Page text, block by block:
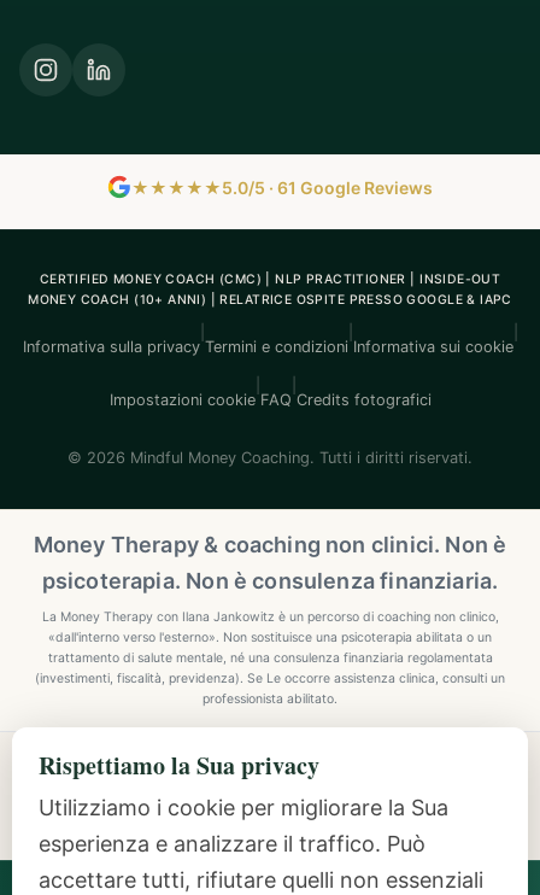
★★★★★5.0/5 · 61 Google Reviews
CERTIFIED MONEY COACH (CMC) | NLP PRACTITIONER | INSIDE-OUT
MONEY COACH (10+ ANNI) | RELATRICE OSPITE PRESSO GOOGLE & IAPC
Informativa sulla privacy Termini e condizioni Informativa sui cookie
Impostazioni cookie FAQ Credits fotografici
© 2026 Mindful Money Coaching. Tutti i diritti riservati.
Money Therapy & coaching non clinici. Non è
psicoterapia. Non è consulenza finanziaria.
La Money Therapy con Ilana Jankowitz è un percorso di coaching non clinico,
«dall'interno verso l'esterno». Non sostituisce una psicoterapia abilitata o un
trattamento di salute mentale, né una consulenza finanziaria regolamentata
(investimenti, fiscalità, previdenza). Se Le occorre assistenza clinica, consulti un
professionista abilitato.
Explore Mindful Money Coaching
Programmes, archetypes, the Inside-Out Method, and
resources.
Ilana Jankowitz· Certified Money Coach (CMC) · NLP
Rispettiamo la Sua privacy
Utilizziamo i cookie per migliorare la Sua
esperienza e analizzare il traffico. Può
accettare tutti, rifiutare quelli non essenziali